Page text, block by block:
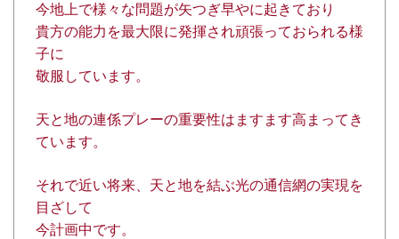
今地上で様々な問題が矢つぎ早やに起きており
貴方の能力を最大限に発揮され頑張っておられる様
子に
敬服しています。
天と地の連係プレーの重要性はますます高まってき
ています。
それで近い将来、天と地を結ぶ光の通信網の実現を
目ざして
今計画中です。